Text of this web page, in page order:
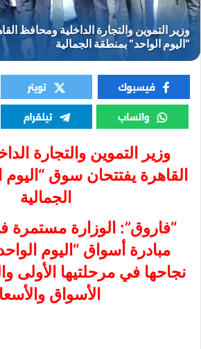
وزير التموين والتجارة
القاهرة يفتتحان سوق “اليوم
الجمالية
“فاروق”: الوزارة مستمرة
مبادرة أسواق “اليوم
نجاحها في مرحلتيها الأولى
الأسواق